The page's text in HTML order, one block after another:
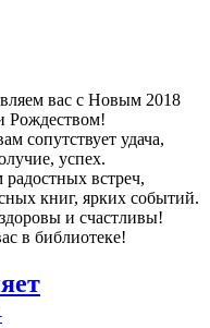
вас с Новым 2018
Рождеством!
сопутствует удача,
успех.
встреч,
книг, ярких событий.
и счастливы!
в библиотеке!